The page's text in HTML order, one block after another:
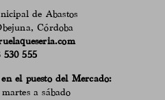
de Abastos
Córdoba
530 555
el puesto del Mercado:
a sábado